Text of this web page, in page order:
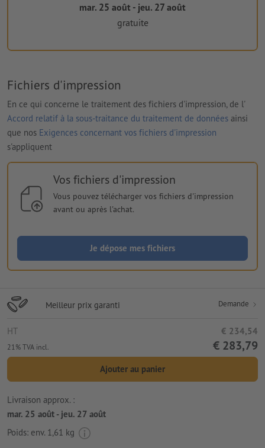
mar. 25 août - jeu. 27 août
gratuite
Fichiers d'impression
En ce qui concerne le traitement des fichiers d'impression, de l'
Accord relatif à la sous-traitance du traitement de données ainsi
que nos Exigences concernant vos fichiers d'impression
s'appliquent
Vos fichiers d'impression
Vous pouvez télécharger vos fichiers d'impression
avant ou après l'achat.
Je dépose mes fichiers
Meilleur prix garanti Demande
HT € 234,54
21% TVA incl. € 283,79
Ajouter au panier
Livraison approx. :
mar. 25 août - jeu. 27 août
Poids: env. 1,61 kg